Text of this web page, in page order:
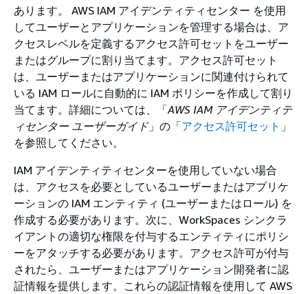
あります。 AWS IAM アイデンティティセンター を使用
してユーザーとアプリケーションを管理する場合は、ア
クセスレベルを定義するアクセス許可セットをユーザー
またはグループに割り当てます。アクセス許可セット
は、ユーザーまたはアプリケーションに関連付けられて
いる IAM ロールに自動的に IAM ポリシーを作成して割り
当てます。詳細については、「AWS IAM アイデンティテ
ィセンター ユーザーガイド」の「アクセス許可セット 」
を参照してください。
IAM アイデンティティセンターを使用していない場合
は、アクセスを必要としているユーザーまたはアプリケ
ーションの IAM エンティティ (ユーザーまたはロール) を
作成する必要があります。次に、WorkSpaces シンクラ
イアントの適切な権限を付与するエンティティにポリシ
ーをアタッチする必要があります。アクセス許可が付与
されたら、ユーザーまたはアプリケーション開発者に認
証情報を提供します。これらの認証情報を使用して AWS